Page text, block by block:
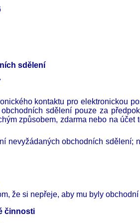
sdělení
kontaktu pro elektronickou
sdělení pouze za
způsobem, zdarma nebo na
nevyžádaných obchodních
že si nepřeje, aby mu byly
činnosti